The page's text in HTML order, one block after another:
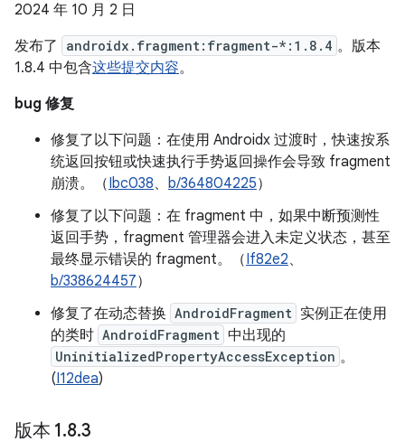
2024 年 10 月 2 日
发布了
androidx.fragment:fragment-*:1.8.4 。版本
1.8.4 中包含这些提交内容。
bug 修复
修复了以下问题：在使用 Androidx 过渡时，快速按系
统返回按钮或快速执行手势返回操作会导致 fragment
崩溃。（Ibc038、 b/364804225）
修复了以下问题：在 fragment 中，如果中断预测性
返回手势，fragment 管理器会进入未定义状态，甚至
最终显示错误的 fragment。（If82e2、
b/338624457）
修复了在动态替换 AndroidFragment 实例正在使用
的类时 AndroidFragment 中出现的
UninitializedPropertyAccessException 。
(I12dea)
版本 1.8.3